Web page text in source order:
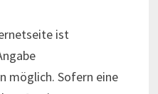
ist
möglich. Sofern eine